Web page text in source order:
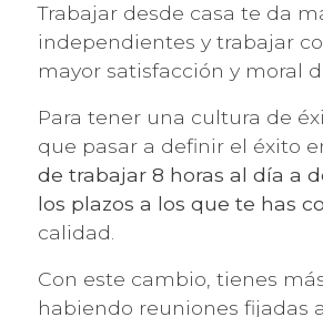
Trabajar desde casa te da
independientes y trabajar
mayor satisfacción y moral
Para tener una cultura de
que pasar a definir el éxito
de trabajar 8 horas al día a
los plazos a los que te has
calidad.
Con este cambio, tienes
habiendo reuniones fijadas